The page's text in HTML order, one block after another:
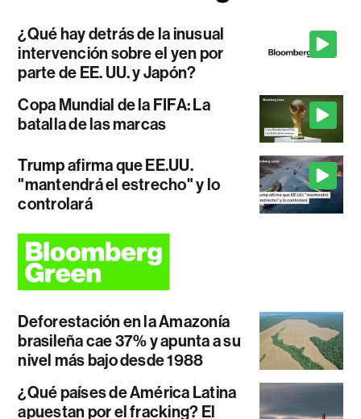
¿Qué hay detrás de la inusual
intervención sobre el yen por
parte de EE. UU. y Japón?
Copa Mundial de la FIFA: La
batalla de las marcas
Trump afirma que EE.UU.
"mantendrá el estrecho" y lo
controlará
Deforestación en la Amazonía
brasileña cae 37% y apunta a su
nivel más bajo desde 1988
¿Qué países de América Latina
apuestan por el fracking? El